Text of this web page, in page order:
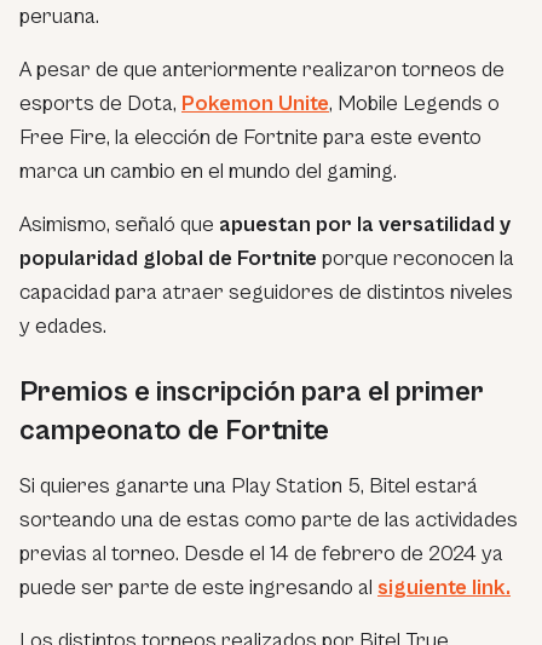
peruana.
A pesar de que anteriormente realizaron torneos de
esports de Dota, Pokemon Unite, Mobile Legends o
Free Fire, la elección de Fortnite para este evento
marca un cambio en el mundo del gaming.
Asimismo, señaló que apuestan por la versatilidad y
popularidad global de Fortnite porque reconocen la
capacidad para atraer seguidores de distintos niveles
y edades.
Premios e inscripción para el primer
campeonato de Fortnite
Si quieres ganarte una Play Station 5, Bitel estará
sorteando una de estas como parte de las actividades
previas al torneo. Desde el 14 de febrero de 2024 ya
puede ser parte de este ingresando al siguiente link.